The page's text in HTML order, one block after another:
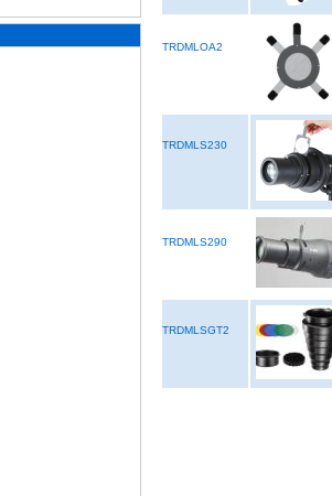
TRDMLOA2
TRDMLS230
TRDMLS290
TRDMLSGT2